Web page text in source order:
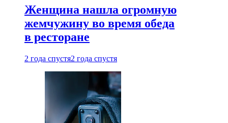
Женщина нашла огромную
жемчужину во время обеда
в ресторане
2 года спустя2 года спустя